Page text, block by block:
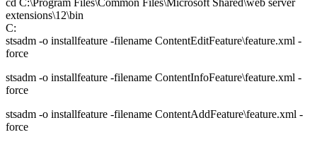
cd C:\Program Files\Common Files\Microsoft Shared\web server
extensions\12\bin
C:
stsadm -o installfeature -filename ContentEditFeature\feature.xml -
force
stsadm -o installfeature -filename ContentInfoFeature\feature.xml -
force
stsadm -o installfeature -filename ContentAddFeature\feature.xml -
force